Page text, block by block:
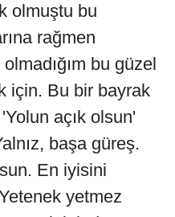
olmuştu bu
rağmen
bu güzel
için. Bu bir bayrak
açık olsun'
başa güreş.
En iyisini
yetmez